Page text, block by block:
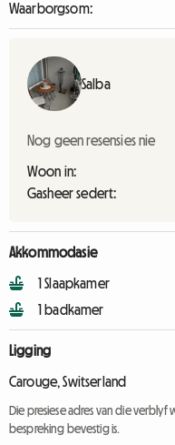
Waarborgsom:
Salba
Nog geen resensies nie
Woon in:
Gasheer sedert:
Akkommodasie
1 Slaapkamer
1 badkamer
Ligging
Carouge, Switserland
Die presiese adres van die
bespreking bevestig is.